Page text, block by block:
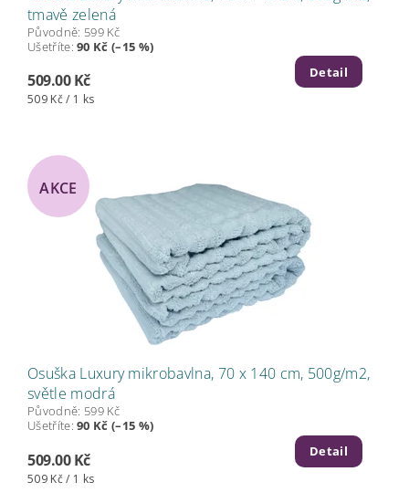
tmavě zelená
Původně: 599 Kč
Ušetříte:90 Kč (–15 %)
509.00 Kč
509 Kč / 1 ks
Detail
AKCE
Osuška Luxury mikrobavlna, 70 x 140 cm, 500g/m2,
světle modrá
Původně: 599 Kč
Ušetříte:90 Kč (–15 %)
509.00 Kč
509 Kč / 1 ks
Detail